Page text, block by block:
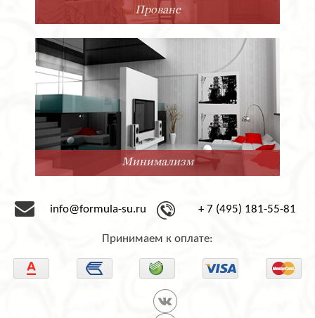
Прованс
Минимализм
info@formula-su.ru + 7 (495) 181-55-81
Принимаем к оплате: